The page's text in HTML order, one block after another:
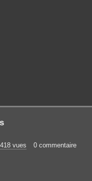
vues 0 commentaire